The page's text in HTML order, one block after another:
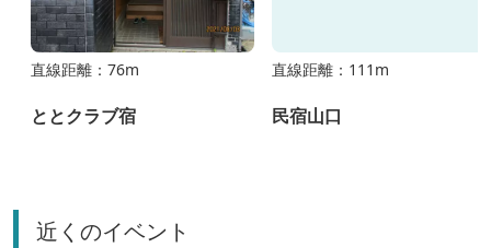
直線距離：76m
ととクラブ宿
直線距離：111m
民宿山口
近くのイベント